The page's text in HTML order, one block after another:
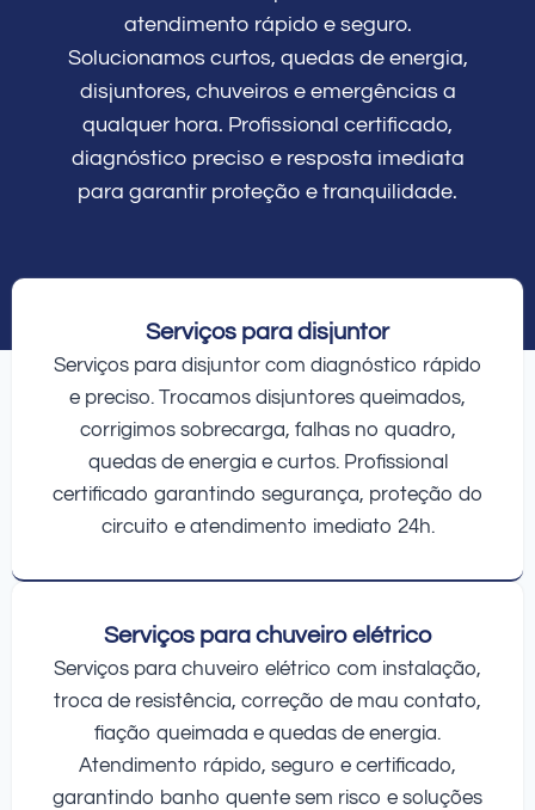
atendimento rápido e seguro.
Solucionamos curtos, quedas de energia,
disjuntores, chuveiros e emergências a
qualquer hora. Profissional certificado,
diagnóstico preciso e resposta imediata
para garantir proteção e tranquilidade.
Serviços para disjuntor
Serviços para disjuntor com diagnóstico rápido
e preciso. Trocamos disjuntores queimados,
corrigimos sobrecarga, falhas no quadro,
quedas de energia e curtos. Profissional
certificado garantindo segurança, proteção do
circuito e atendimento imediato 24h.
Serviços para chuveiro elétrico
Serviços para chuveiro elétrico com instalação,
troca de resistência, correção de mau contato,
fiação queimada e quedas de energia.
Atendimento rápido, seguro e certificado,
garantindo banho quente sem risco e soluções